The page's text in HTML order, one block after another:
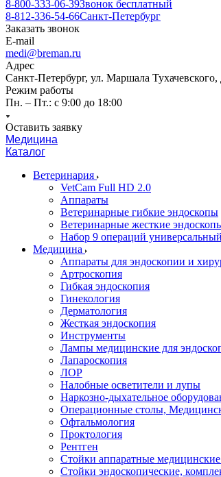
8-800-333-06-39Звонок бесплатный
8-812-336-54-66Санкт-Петербург
Заказать звонок
E-mail
medi@breman.ru
Адрес
Санкт-Петербург, ул. Маршала
Режим работы
Пн. – Пт.: с 9:00 до 18:00
Оставить заявку
Медицина
Каталог
Ветеринария
VetCam Full HD 2.0
Аппараты
Ветеринарные гибкие эндоскопы
Ветеринарные жесткие
Набор 9 операций
Медицина
Аппараты для эндоскопии и
Артроскопия
Гибкая эндоскопия
Гинекология
Дерматология
Жесткая эндоскопия
Инструменты
Лампы медицинские для
Лапароскопия
ЛОР
Налобные осветители и лупы
Наркозно-дыхательное
Операционные столы,
Офтальмология
Проктология
Рентген
Стойки аппаратные
Стойки эндоскопические,